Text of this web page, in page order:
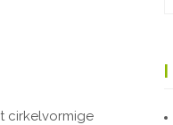
cirkelvormige